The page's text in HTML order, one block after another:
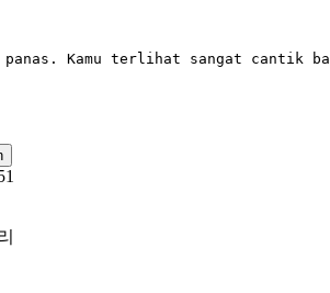
Kamu terlihat sangat cantik